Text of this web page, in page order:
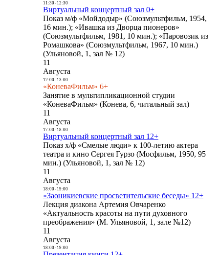
11:30- 12:30
Виртуальный концертный зал 0+
Показ м/ф «Мойдодыр» (Союзмультфильм, 1954,
16 мин.); «Ивашка из Дворца пионеров»
(Союзмультфильм, 1981, 10 мин.); «Паровозик из
Ромашкова» (Союзмультфильм, 1967, 10 мин.)
(Ульяновой, 1, зал № 12)
11
Августа
12:00- 13:00
«КоневаФильм» 6+
Занятие в мультипликационной студии
«КоневаФильм» (Конева, 6, читальный зал)
11
Августа
17:00- 18:00
Виртуальный концертный зал 12+
Показ х/ф «Смелые люди» к 100-летию актера
театра и кино Сергея Гурзо (Мосфильм, 1950, 95
мин.) (Ульяновой, 1, зал № 12)
11
Августа
18:00- 19:00
«Заоникиевские просветительские беседы» 12+
Лекция диакона Артемия Овчаренко
«Актуальность красоты на пути духовного
преображения» (М. Ульяновой, 1, зале №12)
11
Августа
18:00- 19:00